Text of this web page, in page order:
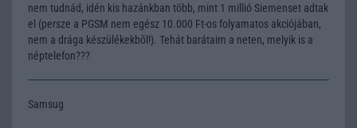
nem tudnád, idén kis hazánkban több, mint 1 millió Siemenset adtak
el (persze a PGSM nem egész 10.000 Ft-os folyamatos akciójában,
nem a drága készülékekbõl!). Tehát barátaim a neten, melyik is a
néptelefon???
Samsug